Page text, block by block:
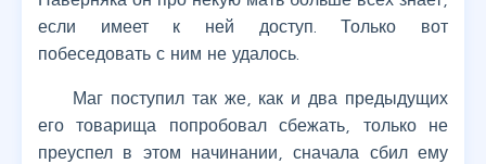
если имеет к ней доступ. Только вот
побеседовать с ним не удалось.
Маг поступил так же, как и два предыдущих
его товарища попробовал сбежать, только не
преуспел в этом начинании, сначала сбил ему